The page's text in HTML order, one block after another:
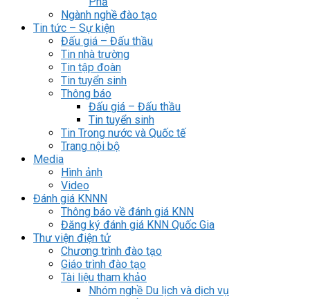
Ngành nghề đào tạo
Tin tức – Sự kiện
Đấu giá – Đấu thầu
Tin nhà trường
Tin tập đoàn
Tin tuyển sinh
Thông báo
Đấu giá – Đấu thầu
Tin tuyển sinh
Tin Trong nước và Quốc tế
Trang nội bộ
Media
Hình ảnh
Video
Đánh giá KNNN
Thông báo về đánh giá KNN
Đăng ký đánh giá KNN Quốc Gia
Thư viện điện tử
Chương trình đào tạo
Giáo trình đào tạo
Tài liệu tham khảo
Nhóm nghề Du lịch và dịch vụ